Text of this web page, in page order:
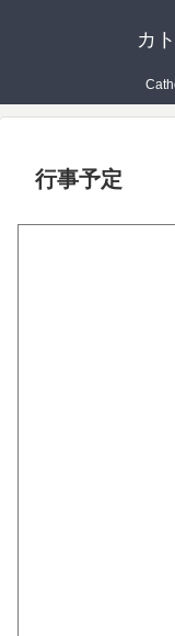
カ
行事予定